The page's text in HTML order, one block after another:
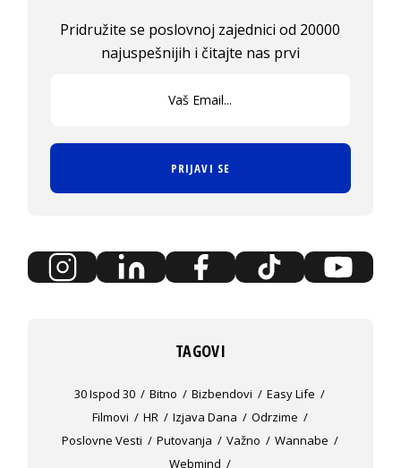
Pridružite se poslovnoj zajednici od 20000
najuspešnijih i čitajte nas prvi
PRIJAVI SE
TAGOVI
30 Ispod 30 Bitno Bizbendovi
Easy Life
Filmovi
HR Izjava Dana
Odrzime
Poslovne Vesti
Putovanja Važno
Wannabe
Webmind